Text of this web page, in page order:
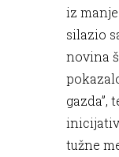
iz
silazio
novina
gazda”,
tužne